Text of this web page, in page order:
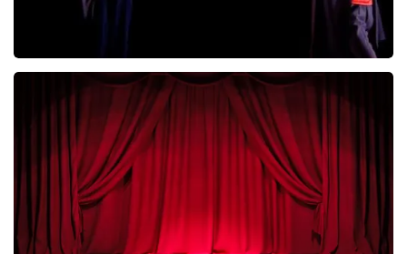
Ashton Brothers
299+ reviews
KOOP TICKETS